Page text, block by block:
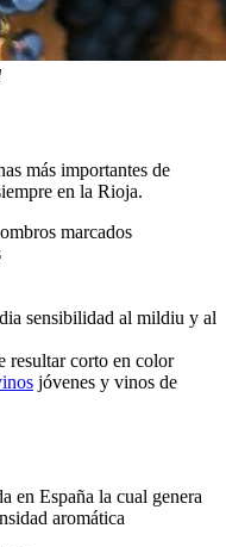
más importantes de
en la Rioja.
marcados
sensibilidad al mildiu y al
resultar corto en color
jóvenes y vinos de
en España la cual genera
aromática